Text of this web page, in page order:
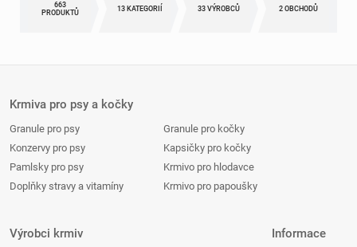
663
PRODUKTŮ
13 KATEGORIÍ 33 VÝROBCŮ 2 OBCHODŮ
Krmiva pro psy a kočky
Granule pro psy
Konzervy pro psy
Pamlsky pro psy
Doplňky stravy a vitamíny
Granule pro kočky
Kapsičky pro kočky
Krmivo pro hlodavce
Krmivo pro papoušky
Výrobci krmiv Informace